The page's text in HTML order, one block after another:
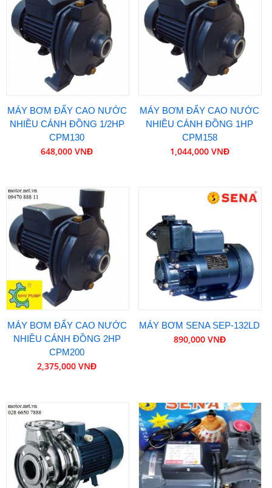
MÁY BƠM ĐẨY CAO NƯỚC
NHIỀU CÁNH ĐỒNG 1/2HP
CPM130
648,000 VNĐ
MÁY BƠM ĐẨY CAO NƯỚC
NHIỀU CÁNH ĐỒNG 1HP
CPM158
1,044,000 VNĐ
MÁY BƠM ĐẨY CAO NƯỚC
NHIỀU CÁNH ĐỒNG 2HP
CPM200
2,375,000 VNĐ
MÁY BƠM SENA SEP-132LD
890,000 VNĐ